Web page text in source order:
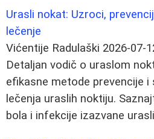
Urasli nokat: Uzroci,
lečenje
Vićentije Radulaški 2026-07-
Detaljan vodič o uraslom
efikasne metode prevencije i
lečenja uraslih noktiju.
bola i infekcije izazvane